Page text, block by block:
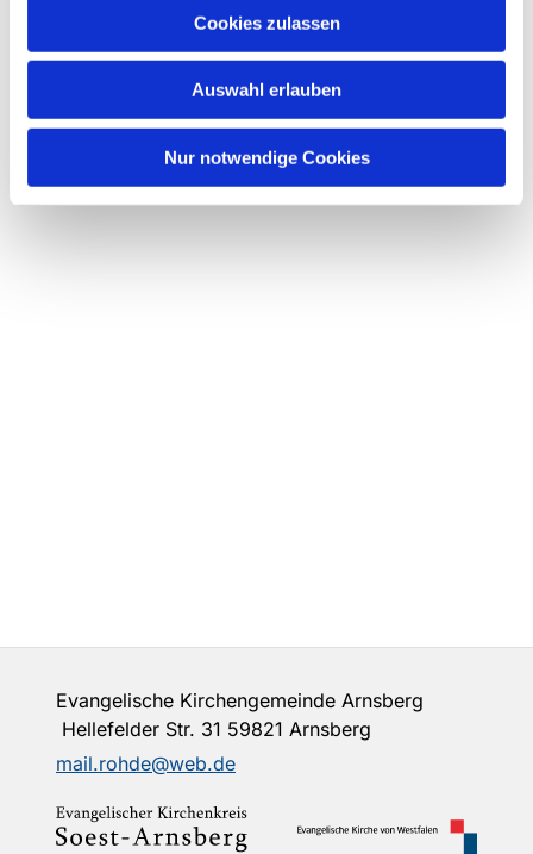
Cookies zulassen
Auswahl erlauben
Nur notwendige Cookies
Evangelische Kirchengemeinde Arnsberg
Hellefelder Str. 31 59821 Arnsberg
mail.rohde@web.de